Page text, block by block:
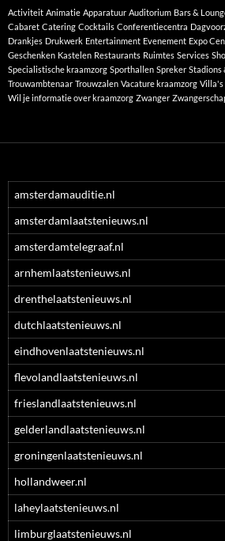
Activiteit Animatie Apparatuur Auditorium Bars &
Cabaret Catering Cocktails Conferentiecentra
Drankjes Drukwerk Entertainment Evenement Expo
Geschenken Kastelen Restaurants Ruimtes Services
Specialistische kraamzorg Sporthallen Spreker Stadions
Trouwambtenaar Trouwzalen Vacature kraamzorg Villa's
Wil je informatie over kraamzorg Zwanger
amsterdamauditie.nl
amsterdamlaatstenieuws.nl
amsterdamtelegraaf.nl
arnhemlaatstenieuws.nl
drenthelaatstenieuws.nl
dutchlaatstenieuws.nl
eindhovenlaatstenieuws.nl
flevolandlaatstenieuws.nl
frieslandlaatstenieuws.nl
gelderlandlaatstenieuws.nl
groningenlaatstenieuws.nl
hollandweer.nl
laheylaatstenieuws.nl
limburglaatstenieuws.nl